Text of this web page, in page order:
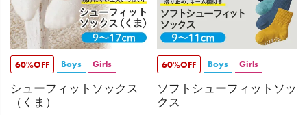
60%OFF Boys Girls
シューフィットソックス
（くま）
60%OFF Boys Girls
ソフトシューフィットソッ
クス